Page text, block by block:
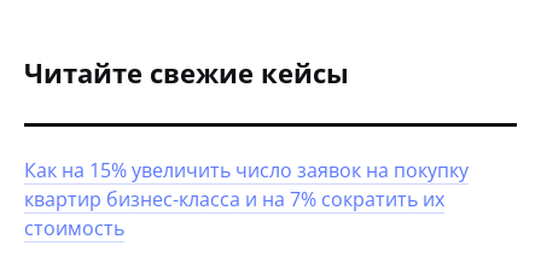
Читайте свежие кейсы
Как на 15% увеличить число заявок на покупку
квартир бизнес-класса и на 7% сократить их
стоимость